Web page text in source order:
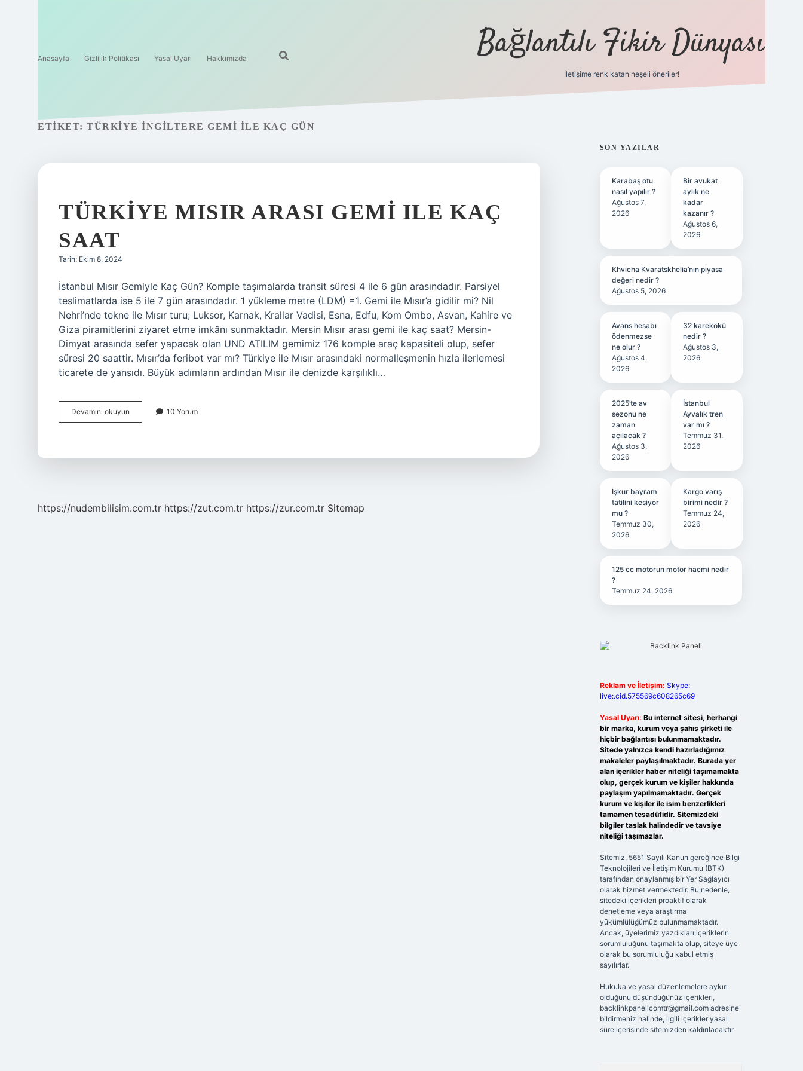
Anasayfa Gizlilik Politikası Yasal Uyarı Hakkımızda Bağlantılı Fikir Dünyası
İletişime renk katan neşeli öneriler!
ETIKET: TÜRKIYE İNGILTERE GEMI ILE KAÇ GÜN
TÜRKIYE MISIR ARASI GEMI ILE KAÇ
SAAT
Tarih: Ekim 8, 2024
İstanbul Mısır Gemiyle Kaç Gün? Komple taşımalarda transit süresi 4 ile 6 gün arasındadır. Parsiyel
teslimatlarda ise 5 ile 7 gün arasındadır. 1 yükleme metre (LDM) =1. Gemi ile Mısır’a gidilir mi? Nil
Nehri’nde tekne ile Mısır turu; Luksor, Karnak, Krallar Vadisi, Esna, Edfu, Kom Ombo, Asvan, Kahire ve
Giza piramitlerini ziyaret etme imkânı sunmaktadır. Mersin Mısır arası gemi ile kaç saat? Mersin-
Dimyat arasında sefer yapacak olan UND ATILIM gemimiz 176 komple araç kapasiteli olup, sefer
süresi 20 saattir. Mısır’da feribot var mı? Türkiye ile Mısır arasındaki normalleşmenin hızla ilerlemesi
ticarete de yansıdı. Büyük adımların ardından Mısır ile denizde karşılıklı…
Devamını okuyun
Mısır
10 Yorum
https://nudembilisim.com.tr https://zut.com.tr https://zur.com.tr Sitemap
SIDEBAR
SON YAZILAR
Karabaş otu
nasıl yapılır ?
Ağustos 7,
2026
Bir avukat
aylık ne
kadar
kazanır ?
Ağustos 6,
2026
Khvicha Kvaratskhelia’nın piyasa
değeri nedir ?
Ağustos 5, 2026
Avans hesabı
ödenmezse
ne olur ?
Ağustos 4,
2026
32 karekökü
nedir ?
Ağustos 3,
2026
2025’te av
sezonu ne
zaman
açılacak ?
Ağustos 3,
2026
İstanbul
Ayvalık tren
var mı ?
Temmuz 31,
2026
İşkur bayram
tatilini kesiyor
mu ?
Temmuz 30,
2026
Kargo varış
birimi nedir ?
Temmuz 24,
2026
125 cc motorun motor hacmi nedir
?
Temmuz 24, 2026
Reklam ve İletişim: Skype:
live:.cid.575569c608265c69
Yasal Uyarı: Bu internet sitesi, herhangi
bir marka, kurum veya şahıs şirketi ile
hiçbir bağlantısı bulunmamaktadır.
Sitede yalnızca kendi hazırladığımız
makaleler paylaşılmaktadır. Burada yer
alan içerikler haber niteliği taşımamakta
olup, gerçek kurum ve kişiler hakkında
paylaşım yapılmamaktadır. Gerçek
kurum ve kişiler ile isim benzerlikleri
tamamen tesadüfidir. Sitemizdeki
bilgiler taslak halindedir ve tavsiye
niteliği taşımazlar.
Sitemiz, 5651 Sayılı Kanun gereğince Bilgi
Teknolojileri ve İletişim Kurumu (BTK)
tarafından onaylanmış bir Yer Sağlayıcı
olarak hizmet vermektedir. Bu nedenle,
sitedeki içerikleri proaktif olarak
denetleme veya araştırma
yükümlülüğümüz bulunmamaktadır.
Ancak, üyelerimiz yazdıkları içeriklerin
sorumluluğunu taşımakta olup, siteye üye
olarak bu sorumluluğu kabul etmiş
sayılırlar.
Hukuka ve yasal düzenlemelere aykırı
olduğunu düşündüğünüz içerikleri,
backlinkpanelicomtr@gmail.comadresine
bildirmeniz halinde, ilgili içerikler yasal
süre içerisinde sitemizden kaldırılacaktır.